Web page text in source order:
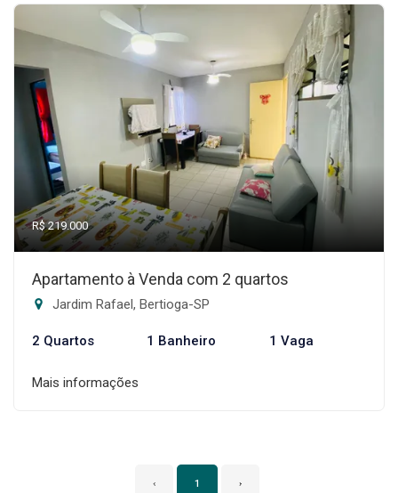
R$ 219.000
Apartamento à Venda com 2 quartos
Jardim Rafael, Bertioga-SP
2 Quartos 1 Banheiro 1 Vaga
Mais informações
‹ 1 ›